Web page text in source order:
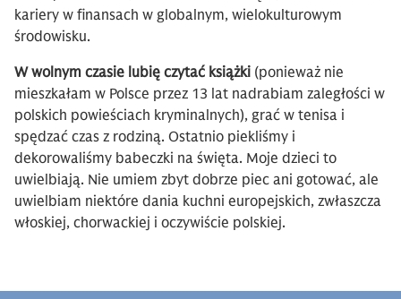
kariery w finansach w globalnym, wielokulturowym
środowisku.
W wolnym czasie lubię czytać książki (ponieważ nie
mieszkałam w Polsce przez 13 lat nadrabiam zaległości w
polskich powieściach kryminalnych), grać w tenisa i
spędzać czas z rodziną. Ostatnio piekliśmy i
dekorowaliśmy babeczki na święta. Moje dzieci to
uwielbiają. Nie umiem zbyt dobrze piec ani gotować, ale
uwielbiam niektóre dania kuchni europejskich, zwłaszcza
włoskiej, chorwackiej i oczywiście polskiej.